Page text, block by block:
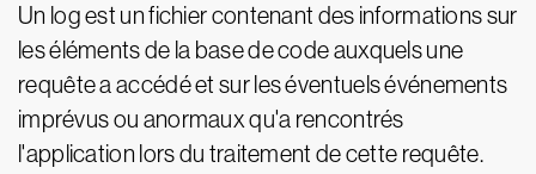
Un log est un fichier contenant des informations sur
les éléments de la base de code auxquels une
requête a accédé et sur les éventuels événements
imprévus ou anormaux qu'a rencontrés
l'application lors du traitement de cette requête.